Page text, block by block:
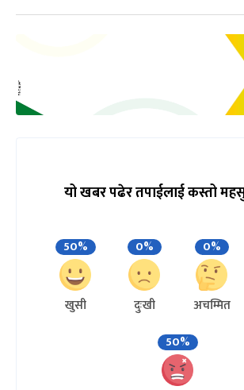
यो खबर पढेर तपाईलाई कस्तो
50%
खुसी
0%
दुःखी
0%
अचम्मित
50%